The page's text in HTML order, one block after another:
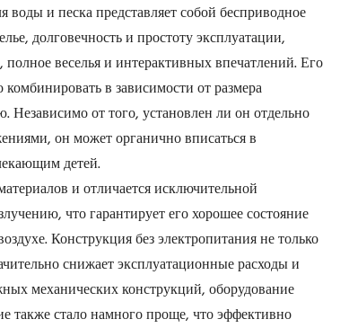
и песка представляет собой бесприводное
долговечность и простоту эксплуатации,
полное веселья и интерактивных впечатлений. Его
в зависимости от размера
от того, установлен ли он отдельно
он может органично вписаться в
детей.
и отличается исключительной
что гарантирует его хорошее состояние
Конструкция без электропитания не только
снижает эксплуатационные расходы и
механических конструкций, оборудование
также стало намного проще, что эффективно